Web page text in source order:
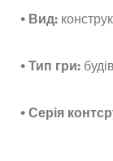
• Вид:
• Тип гри:
• Серія